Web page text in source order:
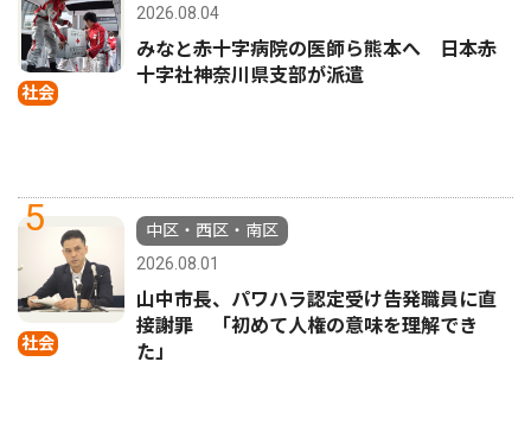
社会
2026.08.04
みなと赤十字病院の医師ら熊本へ 日本赤
十字社神奈川県支部が派遣
5
社会
中区・西区・南区
2026.08.01
山中市長、パワハラ認定受け告発職員に直
接謝罪 「初めて人権の意味を理解でき
た」